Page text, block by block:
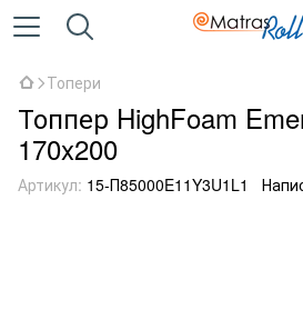
Топери
Топпер HighFoam
170x200
Артикул: 15-П85000E11Y3U1L1